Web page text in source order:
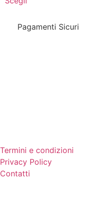
Pagamenti Sicuri
Termini e condizioni
Privacy Policy
Contatti